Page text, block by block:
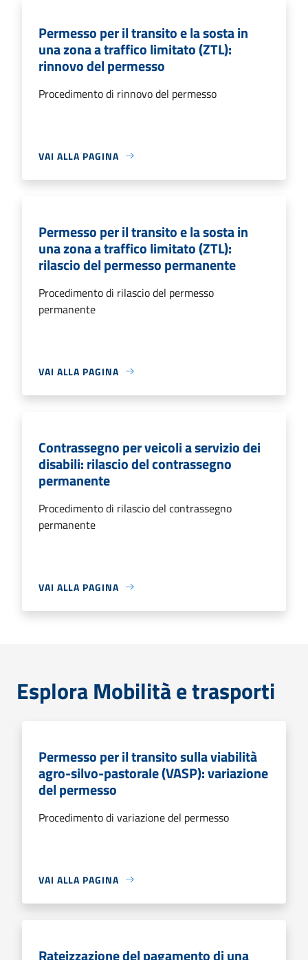
Permesso per il transito e la sosta in
una zona a traffico limitato (ZTL):
rinnovo del permesso
Procedimento di rinnovo del permesso
VAI ALLA PAGINA
Permesso per il transito e la sosta in
una zona a traffico limitato (ZTL):
rilascio del permesso permanente
Procedimento di rilascio del permesso
permanente
VAI ALLA PAGINA
Contrassegno per veicoli a servizio dei
disabili: rilascio del contrassegno
permanente
Procedimento di rilascio del contrassegno
permanente
VAI ALLA PAGINA
Esplora Mobilità e trasporti
Permesso per il transito sulla viabilità
agro-silvo-pastorale (VASP): variazione
del permesso
Procedimento di variazione del permesso
VAI ALLA PAGINA
Rateizzazione del pagamento di una